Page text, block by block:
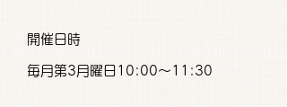
開催日時
毎月第3月曜日10:00～11:30